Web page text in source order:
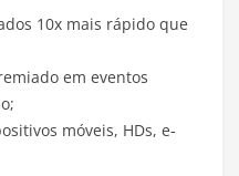
10x mais rápido que
em eventos
móveis, HDs, e-